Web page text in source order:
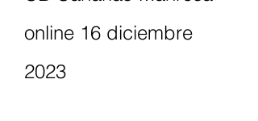
online 16 diciembre
2023